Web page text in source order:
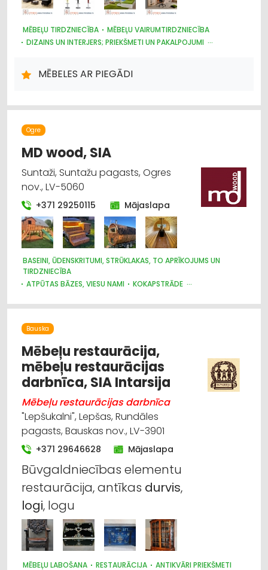
MĒBEĻU TIRDZNIECĪBA
MĒBEĻU VAIRUMTIRDZNIECĪBA
DIZAINS UN INTERJERS; PRIEKŠMETI UN PAKALPOJUMI
MĒBELES AR PIEGĀDI
Ogre
MD wood, SIA
Suntaži, Suntažu pagasts, Ogres
nov., LV-5060
+371 29250115 Mājaslapa
BASEINI, ŪDENSKRITUMI, STRŪKLAKAS, TO APRĪKOJUMS UN
TIRDZNIECĪBA
ATPŪTAS BĀZES, VIESU NAMI
KOKAPSTRĀDE
MĒBEĻU RAŽOŠANA, MĒBEĻU SAGATAVES
MĒBEĻU TIRDZNIECĪBA
Bauska
Mēbeļu restaurācija,
mēbeļu restaurācijas
darbnīca, SIA Intarsija
Mēbeļu restaurācijas darbnīca
"Lepšukalni", Lepšas, Rundāles
pagasts, Bauskas nov., LV-3901
+371 29646628 Mājaslapa
Būvgaldniecības elementu
restaurācija, antīkas durvis,
logi, logu
MĒBEĻU LABOŠANA RESTAURĀCIJA ANTIKVĀRI PRIEKŠMETI